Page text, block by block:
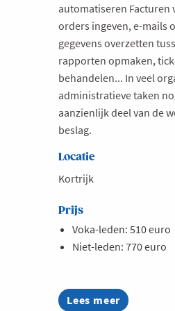
automatiseren Facturen
orders ingeven, e-mails
gegevens overzetten
rapporten opmaken,
behandelen... In veel
administratieve taken
aanzienlijk deel van de
beslag.
Locatie
Kortrijk
Prijs
Voka-leden: 510 euro
Niet-leden: 770 euro
Lees meer
about